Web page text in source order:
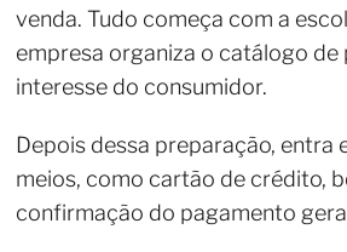
venda. Tudo começa com a
empresa organiza o catálogo
interesse do consumidor.
Depois dessa preparação,
meios, como cartão de crédito,
confirmação do pagamento